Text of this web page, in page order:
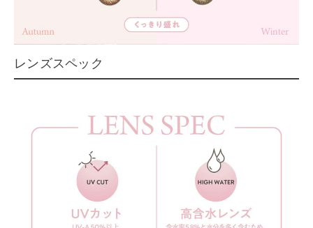
レンズスペック